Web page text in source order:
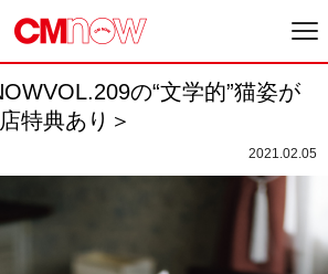
の“文学的”猫姿が
特典あり＞
2021.02.05